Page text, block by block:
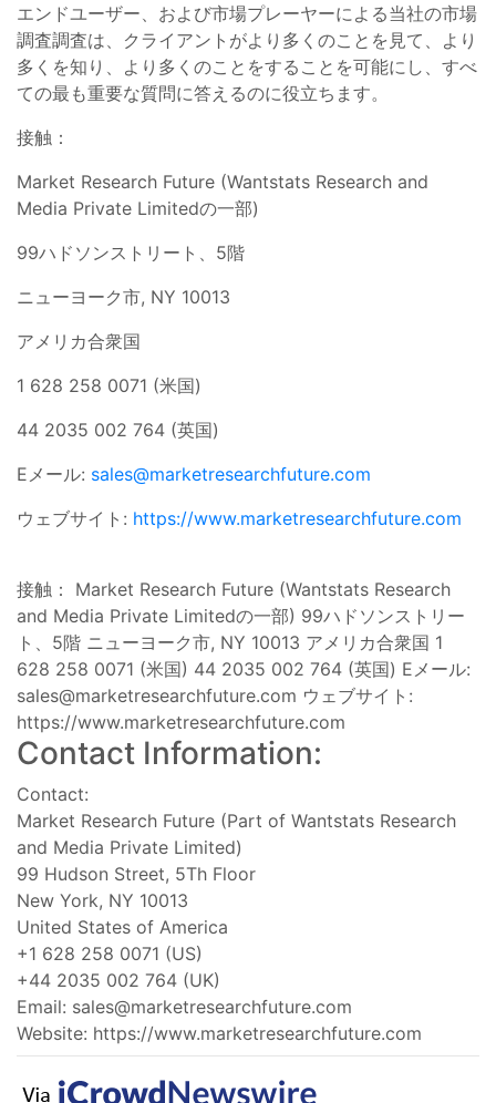
エンドユーザー、および市場プレーヤーによる当社の市場
調査調査は、クライアントがより多くのことを見て、より
多くを知り、より多くのことをすることを可能にし、すべ
ての最も重要な質問に答えるのに役立ちます。
接触：
Market Research Future (Wantstats Research and
Media Private Limitedの一部)
99ハドソンストリート、5階
ニューヨーク市, NY 10013
アメリカ合衆国
1 628 258 0071 (米国)
44 2035 002 764 (英国)
Eメール: sales@marketresearchfuture.com
ウェブサイト: https://www.marketresearchfuture.com
接触： Market Research Future (Wantstats Research
and Media Private Limitedの一部) 99ハドソンストリー
ト、5階 ニューヨーク市, NY 10013 アメリカ合衆国 1
628 258 0071 (米国) 44 2035 002 764 (英国) Eメール:
sales@marketresearchfuture.com ウェブサイト:
https://www.marketresearchfuture.com
Contact Information:
Contact:
Market Research Future (Part of Wantstats Research
and Media Private Limited)
99 Hudson Street, 5Th Floor
New York, NY 10013
United States of America
+1 628 258 0071 (US)
+44 2035 002 764 (UK)
Email: sales@marketresearchfuture.com
Website: https://www.marketresearchfuture.com